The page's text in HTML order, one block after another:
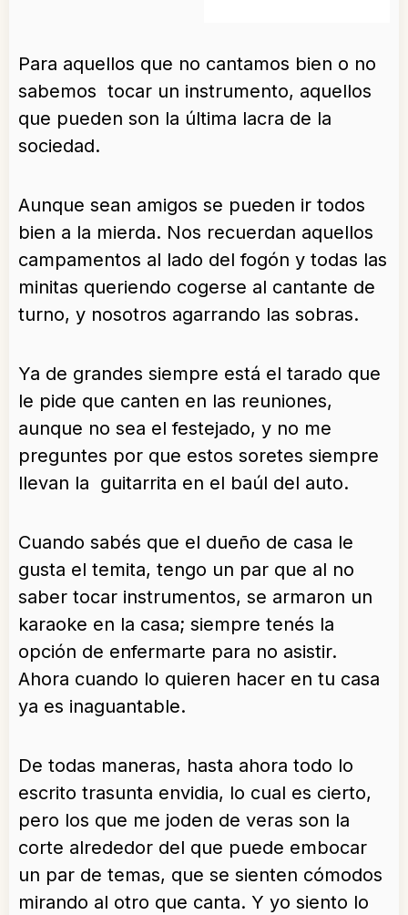
Para aquellos que no cantamos bien o no
sabemos tocar un instrumento, aquellos
que pueden son la última lacra de la
sociedad.
Aunque sean amigos se pueden ir todos
bien a la mierda. Nos recuerdan aquellos
campamentos al lado del fogón y todas las
minitas queriendo cogerse al cantante de
turno, y nosotros agarrando las sobras.
Ya de grandes siempre está el tarado que
le pide que canten en las reuniones,
aunque no sea el festejado, y no me
preguntes por que estos soretes siempre
llevan la guitarrita en el baúl del auto.
Cuando sabés que el dueño de casa le
gusta el temita, tengo un par que al no
saber tocar instrumentos, se armaron un
karaoke en la casa; siempre tenés la
opción de enfermarte para no asistir.
Ahora cuando lo quieren hacer en tu casa
ya es inaguantable.
De todas maneras, hasta ahora todo lo
escrito trasunta envidia, lo cual es cierto,
pero los que me joden de veras son la
corte alrededor del que puede embocar
un par de temas, que se sienten cómodos
mirando al otro que canta. Y yo siento lo